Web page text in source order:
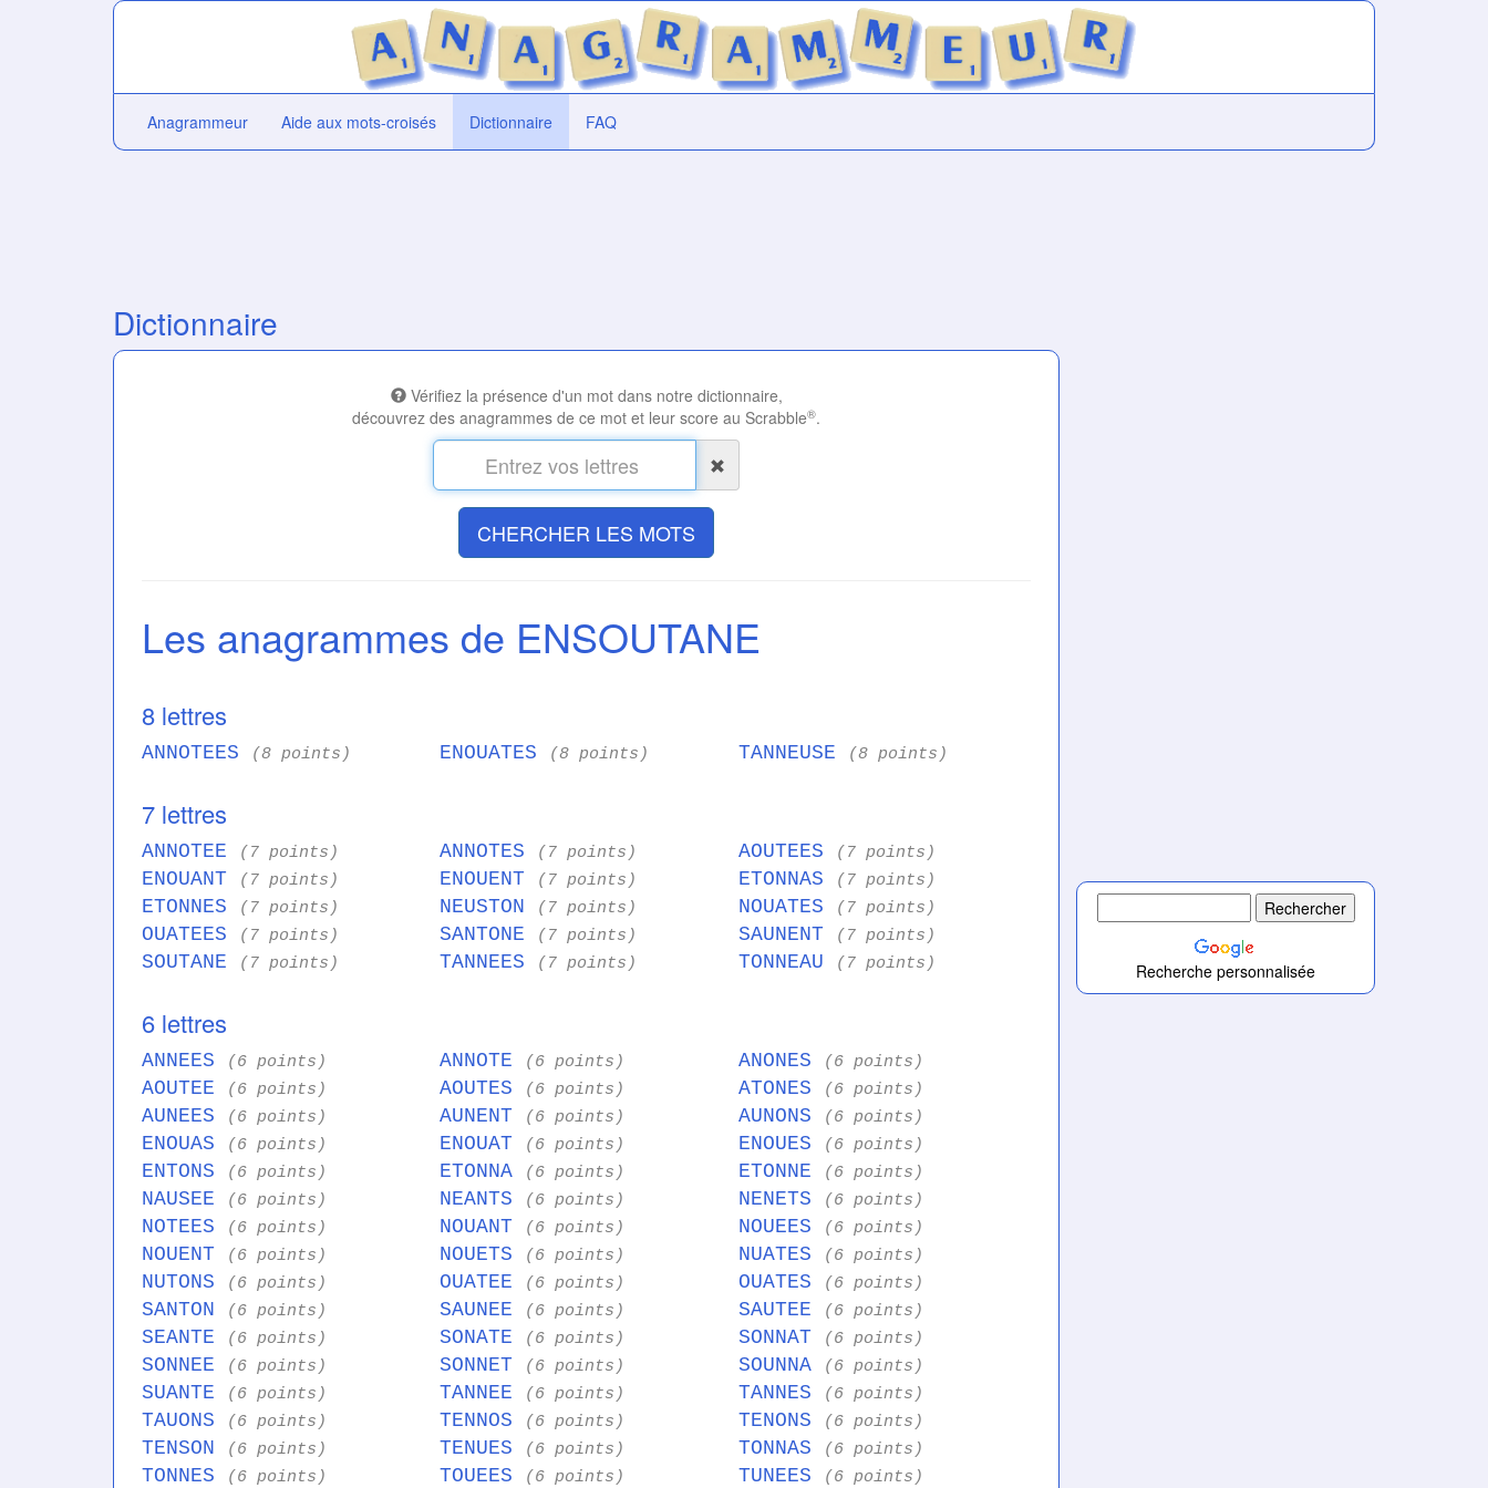
Anagrammeur Aide aux mots-croisés Dictionnaire FAQ
Dictionnaire
Vérifiez la présence d'un mot dans notre dictionnaire,
découvrez des anagrammes de ce mot et leur score au Scrabble®.
CHERCHER LES MOTS
Les anagrammes de ENSOUTANE
8 lettres
ANNOTEES (8 points) ENOUATES (8 points) TANNEUSE (8 points)
7 lettres
ANNOTEE (7 points) ANNOTES (7 points) AOUTEES (7 points)
ENOUANT (7 points) ENOUENT (7 points) ETONNAS (7 points)
ETONNES (7 points) NEUSTON (7 points) NOUATES (7 points)
OUATEES (7 points) SANTONE (7 points) SAUNENT (7 points)
SOUTANE (7 points) TANNEES (7 points) TONNEAU (7 points)
6 lettres
ANNEES (6 points) ANNOTE (6 points) ANONES (6 points)
AOUTEE (6 points) AOUTES (6 points) ATONES (6 points)
AUNEES (6 points) AUNENT (6 points) AUNONS (6 points)
ENOUAS (6 points) ENOUAT (6 points) ENOUES (6 points)
ENTONS (6 points) ETONNA (6 points) ETONNE (6 points)
NAUSEE (6 points) NEANTS (6 points) NENETS (6 points)
NOTEES (6 points) NOUANT (6 points) NOUEES (6 points)
NOUENT (6 points) NOUETS (6 points) NUATES (6 points)
NUTONS (6 points) OUATEE (6 points) OUATES (6 points)
SANTON (6 points) SAUNEE (6 points) SAUTEE (6 points)
SEANTE (6 points) SONATE (6 points) SONNAT (6 points)
SONNEE (6 points) SONNET (6 points) SOUNNA (6 points)
SUANTE (6 points) TANNEE (6 points) TANNES (6 points)
TAUONS (6 points) TENNOS (6 points) TENONS (6 points)
TENSON (6 points) TENUES (6 points) TONNAS (6 points)
TONNES (6 points) TOUEES (6 points) TUNEES (6 points)
Recherche personnalisée